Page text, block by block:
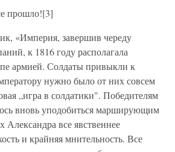
прошло![3]
«Империя, завершив череду
к 1816 году располагала
армией. Солдаты привыкли к
нужно было от них совсем
„игра в солдатики". Победителям
вновь уподобиться марширующим
Александра все явственнее
и крайняя мнительность. Все